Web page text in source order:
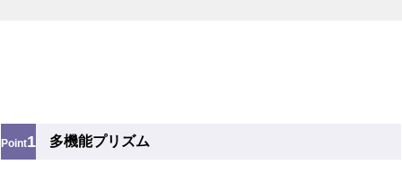
Point1 多機能プリズム